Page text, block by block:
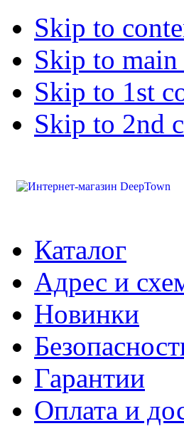
Skip to
Skip to
Skip to 1st
Skip to 2nd
Каталог
Адрес и
Новинки
Гарантии
Оплата и